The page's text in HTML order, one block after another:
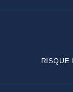
RISQUE